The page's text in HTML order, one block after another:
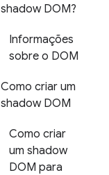
shadow DOM?
Informações
sobre o DOM
Como criar um
shadow DOM
Como criar
um shadow
DOM para